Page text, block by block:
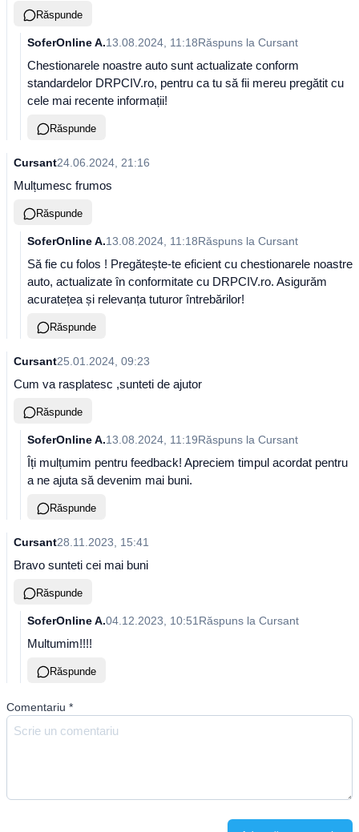
Răspunde
SoferOnline A.13.08.2024, 11:18Răspuns la Cursant
Chestionarele noastre auto sunt actualizate conform
standardelor DRPCIV.ro, pentru ca tu să fii mereu pregătit cu
cele mai recente informații!
Răspunde
Cursant24.06.2024, 21:16
Mulțumesc frumos
Răspunde
SoferOnline A.13.08.2024, 11:18Răspuns la Cursant
Să fie cu folos ! Pregătește-te eficient cu chestionarele noastre
auto, actualizate în conformitate cu DRPCIV.ro. Asigurăm
acuratețea și relevanța tuturor întrebărilor!
Răspunde
Cursant25.01.2024, 09:23
Cum va rasplatesc ,sunteti de ajutor
Răspunde
SoferOnline A.13.08.2024, 11:19Răspuns la Cursant
Îți mulțumim pentru feedback! Apreciem timpul acordat pentru
a ne ajuta să devenim mai buni.
Răspunde
Cursant28.11.2023, 15:41
Bravo sunteti cei mai buni
Răspunde
SoferOnline A.04.12.2023, 10:51 Răspuns la Cursant
Multumim!!!!
Răspunde
Comentariu *